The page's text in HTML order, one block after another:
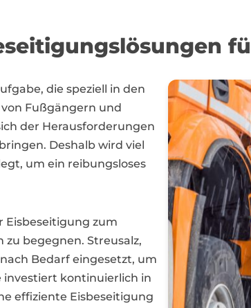
die speziell in den
Fußgängern und
der Herausforderungen
Deshalb wird viel
um ein reibungsloses
Eisbeseitigung zum
begegnen. Streusalz,
Bedarf eingesetzt, um
investiert kontinuierlich in
effiziente Eisbeseitigung